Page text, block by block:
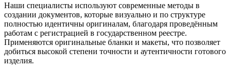
Наши специалисты используют современные методы в
создании документов, которые визуально и по структуре
полностью идентичны оригиналам, благодаря проведённым
работам с регистрацией в государственном реестре.
Применяются оригинальные бланки и макеты, что позволяет
добиться высокой степени точности и аутентичности готового
изделия.